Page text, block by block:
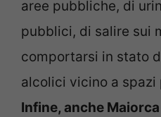
aree pubbliche, di
pubblici, di salire sui
comportarsi in stato
alcolici vicino a
Infine, anche